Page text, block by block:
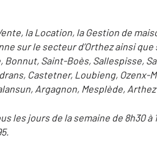
la Location, la Gestion de
sur le secteur d’Orthez ainsi
Bonnut, Saint-Boès, Sallespisse,
Castetner, Loubieng,
Argagnon, Mesplède,
les jours de la semaine de 8h30 à